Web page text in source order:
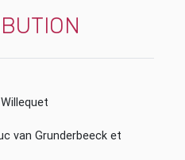
van Grunderbeeck et